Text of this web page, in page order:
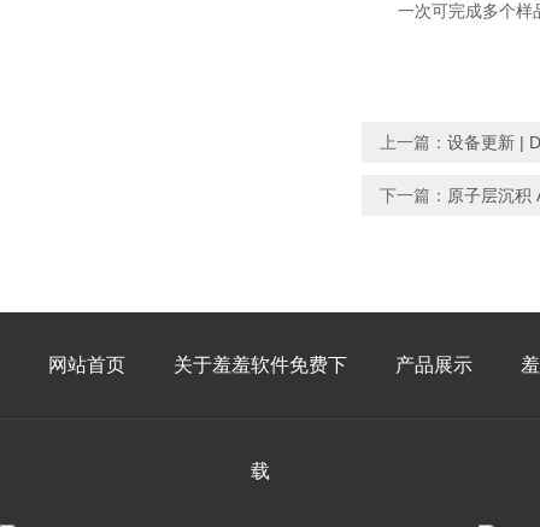
一次可完成多个样
上一篇： 设备更新 |
下一篇： 原子层沉积
网站首页 关于羞羞软件免费下
载
产品展示